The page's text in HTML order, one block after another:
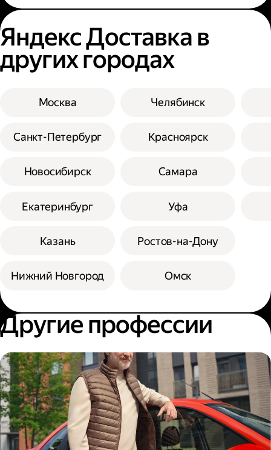
Яндекс Доставка в
других городах
Москва
Санкт-Петербург
Новосибирск
Екатеринбург
Казань
Нижний Новгород
Челябинск
Красноярск
Самара
Уфа
Ростов-на-Дону
Омск
Другие профессии